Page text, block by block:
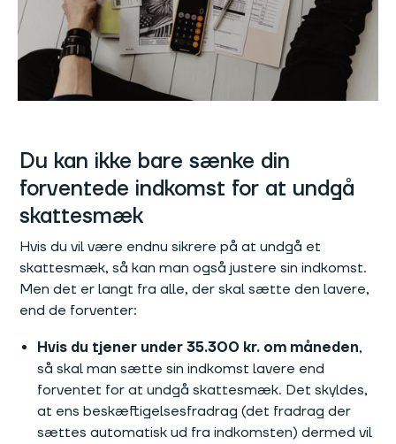
Du kan ikke bare sænke din
forventede indkomst for at undgå
skattesmæk
Hvis du vil være endnu sikrere på at undgå et
skattesmæk, så kan man også justere sin indkomst.
Men det er langt fra alle, der skal sætte den lavere,
end de forventer:
Hvis du tjener under 35.300 kr. om måneden,
så skal man sætte sin indkomst lavere end
forventet for at undgå skattesmæk. Det skyldes,
at ens beskæftigelsesfradrag (det fradrag der
sættes automatisk ud fra indkomsten) dermed vil